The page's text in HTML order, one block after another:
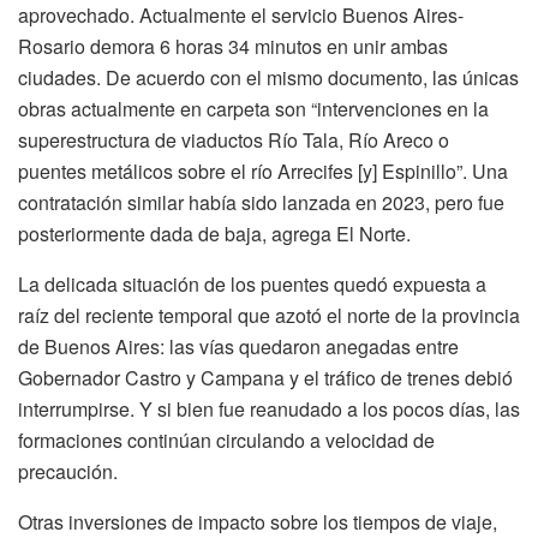
aprovechado. Actualmente el servicio Buenos Aires-
Rosario demora 6 horas 34 minutos en unir ambas
ciudades. De acuerdo con el mismo documento, las únicas
obras actualmente en carpeta son “intervenciones en la
superestructura de viaductos Río Tala, Río Areco o
puentes metálicos sobre el río Arrecifes [y] Espinillo”. Una
contratación similar había sido lanzada en 2023, pero fue
posteriormente dada de baja, agrega El Norte.
La delicada situación de los puentes quedó expuesta a
raíz del reciente temporal que azotó el norte de la provincia
de Buenos Aires: las vías quedaron anegadas entre
Gobernador Castro y Campana y el tráfico de trenes debió
interrumpirse. Y si bien fue reanudado a los pocos días, las
formaciones continúan circulando a velocidad de
precaución.
Otras inversiones de impacto sobre los tiempos de viaje,